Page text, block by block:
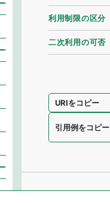
利用制限の区分
二次利用の可否
URIをコピー
引用例をコピー